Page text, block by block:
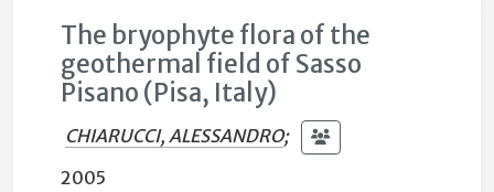
The bryophyte flora of the
geothermal field of Sasso
Pisano (Pisa, Italy)
CHIARUCCI, ALESSANDRO;
2005